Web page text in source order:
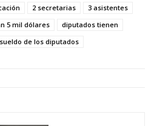
2 secretarias
3 asistentes
5 mil dólares
diputados tienen
sueldo de los diputados